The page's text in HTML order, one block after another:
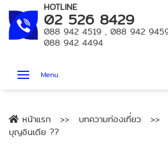
HOTLINE
02 526 8429
088 942 4519 , 088 942
088 942 4494
Menu
หน้าแรก บทความท่องเที่ยว
บุญอินเดีย ??